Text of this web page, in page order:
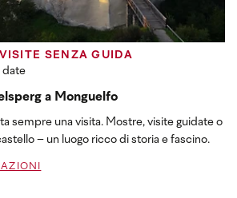
SENZA GUIDA
date
a Monguelfo
sempre una visita. Mostre, visite guidate o
– un luogo ricco di storia e fascino.